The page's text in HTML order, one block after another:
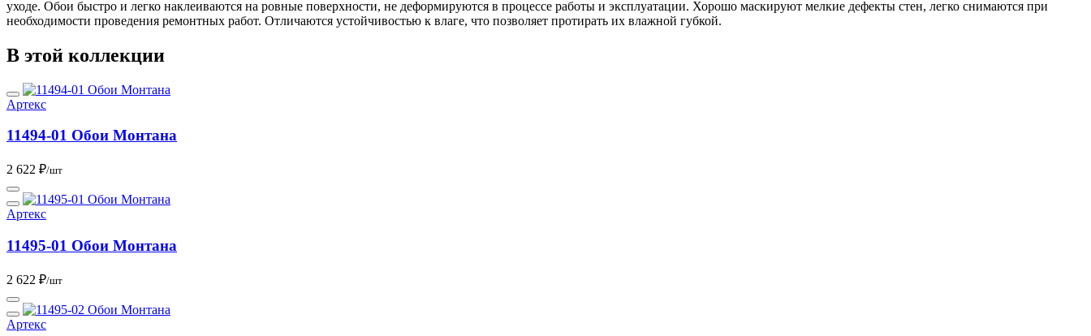
уходе. Обои быстро и легко наклеиваются на ровные поверхности, не деформируются в процессе работы и эксплуатации. Хорошо маскируют мелкие дефекты стен, легко снимаются при
необходимости проведения ремонтных работ. Отличаются устойчивостью к влаге, что позволяет протирать их влажной губкой.
В этой коллекции
Артекс
11494-01 Обои Монтана
2 622 ₽/шт
Артекс
11495-01 Обои Монтана
2 622 ₽/шт
Артекс